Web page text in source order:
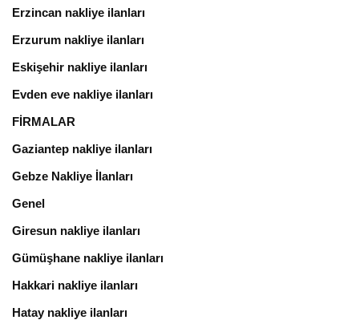
Erzincan nakliye ilanları
Erzurum nakliye ilanları
Eskişehir nakliye ilanları
Evden eve nakliye ilanları
FİRMALAR
Gaziantep nakliye ilanları
Gebze Nakliye İlanları
Genel
Giresun nakliye ilanları
Gümüşhane nakliye ilanları
Hakkari nakliye ilanları
Hatay nakliye ilanları